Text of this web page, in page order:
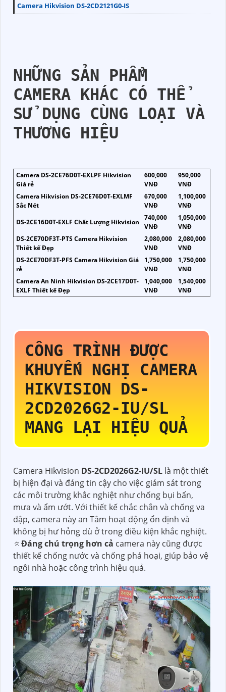
Camera Hikvision DS-2CD2121G0-IS
NHỮNG SẢN PHẨM
CAMERA KHÁC CÓ THỂ
SỬ DỤNG CÙNG LOẠI VÀ
THƯƠNG HIỆU
Camera DS-2CE76D0T-EXLPF Hikvision
Giá rẻ
600,000
VNĐ
950,000
VNĐ
Camera Hikvision DS-2CE76D0T-EXLMF
Sắc Nét
670,000
VNĐ
1,100,000
VNĐ
DS-2CE16D0T-EXLF Chất Lượng Hikvision
740,000
VNĐ
1,050,000
VNĐ
DS-2CE70DF3T-PTS Camera Hikvision
Thiết kế Đẹp
2,080,000
VNĐ
2,080,000
VNĐ
DS-2CE70DF3T-PFS Camera Hikvision Giá
rẻ
1,750,000
VNĐ
1,750,000
VNĐ
Camera An Ninh Hikvision DS-2CE17D0T-
EXLF Thiết kế Đẹp
1,040,000
VNĐ
1,540,000
VNĐ
CÔNG TRÌNH ĐƯỢC
KHUYẾN NGHỊ CAMERA
HIKVISION DS-
2CD2026G2-IU/SL
MANG LẠI HIỆU QUẢ
Camera Hikvision DS-2CD2026G2-IU/SL là một thiết
bị hiện đại và đáng tin cậy cho việc giám sát trong
các môi trường khắc nghiệt như chống bụi bẩn,
mưa và ẩm ướt. Với thiết kế chắc chắn và chống va
đập, camera này an Tâm hoạt động ổn định và
không bị hư hỏng dù ở trong điều kiện khắc nghiệt.
🔅Đáng chú trọng hơn cả camera này cũng được
thiết kế chống nước và chống phá hoại, giúp bảo vệ
ngôi nhà hoặc công trình hiệu quả.